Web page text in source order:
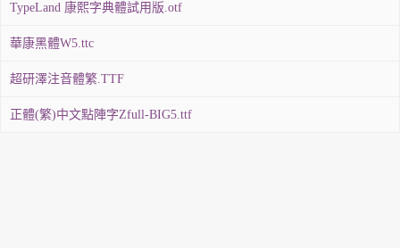
TypeLand 康熙字典體試用版.otf
華康黑體W5.ttc
超研澤注音體繁.TTF
正體(繁)中文點陣字Zfull-BIG5.ttf